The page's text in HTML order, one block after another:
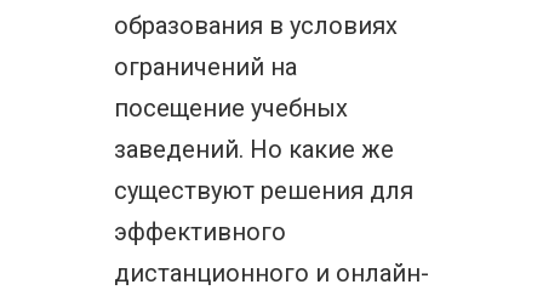
образования в условиях
ограничений на
посещение учебных
заведений. Но какие же
существуют решения для
эффективного
дистанционного и онлайн-